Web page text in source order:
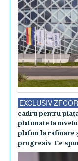
EXCLUSIV
cadru pentru
plafonate la
plafon la rafinare
progresiv. Ce